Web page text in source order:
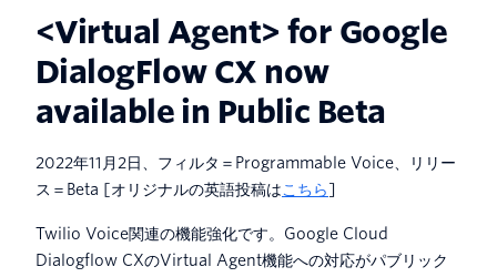
<Virtual Agent> for Google
DialogFlow CX now
available in Public Beta
2022年11月2日、フィルタ＝Programmable Voice、リリー
ス＝Beta [オリジナルの英語投稿はこちら]
Twilio Voice関連の機能強化です。Google Cloud
Dialogflow CXのVirtual Agent機能への対応がパブリック